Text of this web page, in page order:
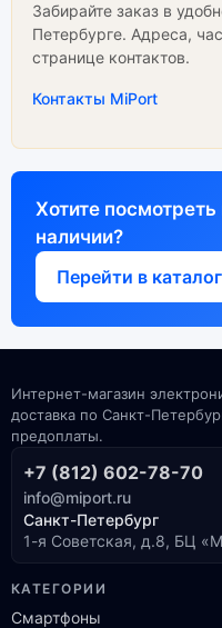
Забирайте заказ в
Петербурге. Адреса,
странице контактов.
Контакты MiPort
Хотите
наличии?
Перейти в каталог
Интернет-магазин
доставка по Санкт-
предоплаты.
+7 (812) 602-78-70
info@miport.ru
Санкт-Петербург
1-я Советская, д.8, БЦ
КАТЕГОРИИ
Смартфоны